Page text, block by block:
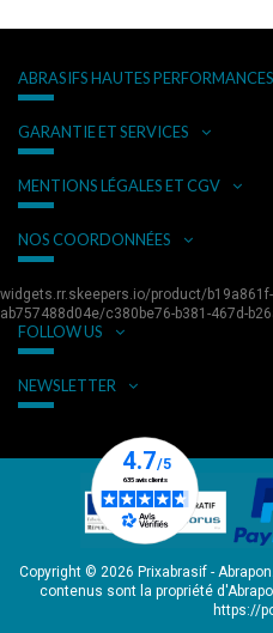
ABRASIFS HAUTES PERFORMANCES
GARANTIE ET SERVICES
MENTIONS LÉGALES ET CGV
NOS COORDONNÉES
widgets.rr.skeepers.io/product/
ab757488d04e/c380be76-b381-467d-
FOLLOW US
NEWSLETTER
Copyright © 2026 Prixabrasif -
contenus sont la propriété
https://